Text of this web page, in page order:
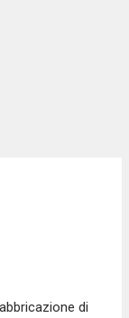
di